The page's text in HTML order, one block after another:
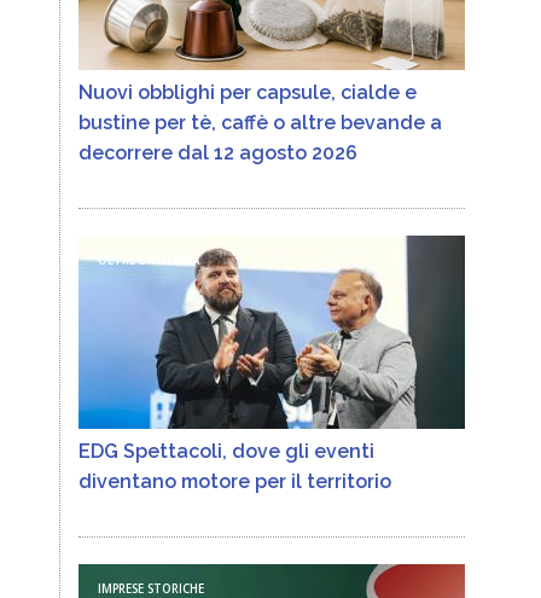
Nuovi obblighi per capsule, cialde e
bustine per tè, caffè o altre bevande a
decorrere dal 12 agosto 2026
OLTRE L'INSEGNA
EDG Spettacoli, dove gli eventi
diventano motore per il territorio
IMPRESE STORICHE